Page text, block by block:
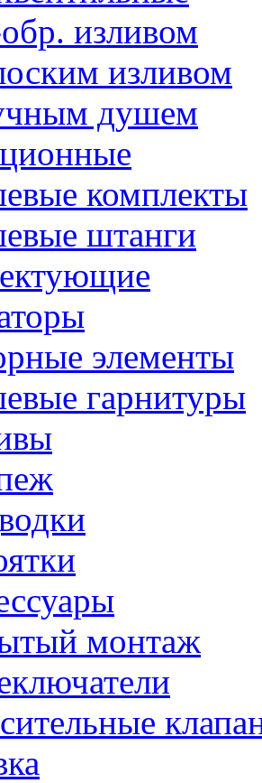
изливом
изливом
душем
комплекты
штанги
элементы
гарнитуры
монтаж